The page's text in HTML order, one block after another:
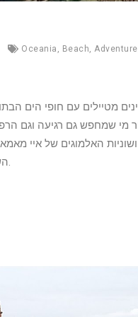
Oceania , Beach, Adventure
מטיילים עם חופי הים
האלמוגים של איי
השופעים ומפלי המים של טאווני.